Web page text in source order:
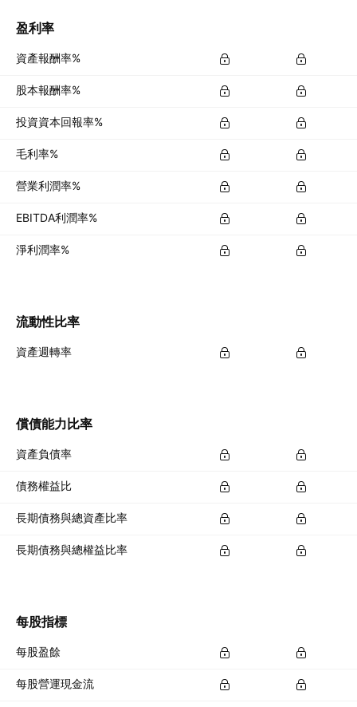
盈利率
資產報酬率%
股本報酬率%
投資資本回報率%
毛利率%
營業利潤率%
EBITDA利潤率%
淨利潤率%
流動性比率
資產週轉率
償債能力比率
資產負債率
債務權益比
長期債務與總資產比率
長期債務與總權益比率
每股指標
每股盈餘
每股營運現金流